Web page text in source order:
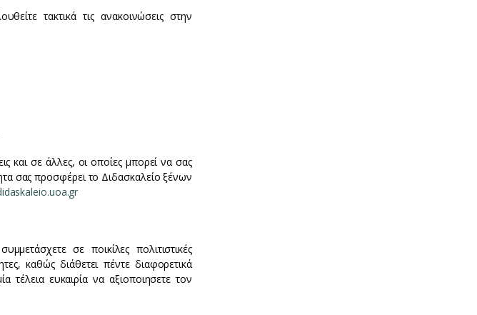
τακτικά τις ανακοινώσεις στην
και σε άλλες, οι οποίες μπορεί να σας
σας προσφέρει το Διδασκαλείο ξένων
σε ποικίλες πολιτιστικές
καθώς διάθετει πέντε διαφορετικά
τέλεια ευκαιρία να αξιοποιησετε τον